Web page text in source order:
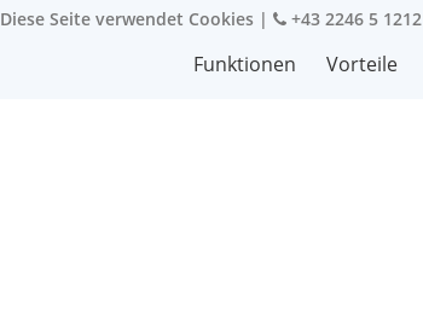
Diese Seite verwendet Cookies | +43 2246 5 1212
Funktionen Vorteile